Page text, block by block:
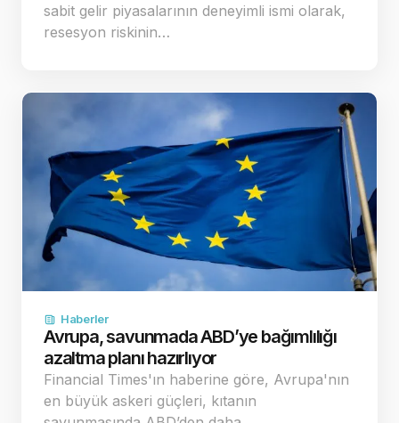
sabit gelir piyasalarının deneyimli ismi olarak,
resesyon riskinin…
Haberler
Avrupa, savunmada ABD’ye bağımlılığı
azaltma planı hazırlıyor
Financial Times'ın haberine göre, Avrupa'nın
en büyük askeri güçleri, kıtanın